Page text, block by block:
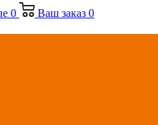
0 Ваш заказ 0